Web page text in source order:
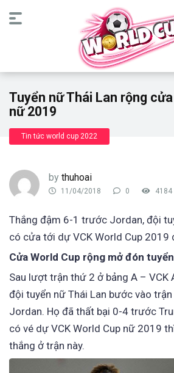
Tuyển nữ Thái Lan rộng
nữ 2019
Tin tức world cup 2022
by thuhoai
11/04/2018 0 4184
Thắng đậm 6-1 trước Jordan, đội
có cửa tới dự VCK World Cup 2019
Cửa World Cup rộng mở đón
Sau lượt trận thứ 2 ở bảng A – VCK
đội tuyển nữ Thái Lan bước vào
Jordan. Họ đã thất bại 0-4 trước
có vé dự VCK World Cup nữ 2019
thắng ở trận này.